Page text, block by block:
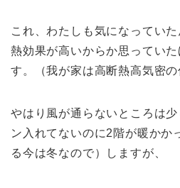
これ、わたしも気になってい
熱効果が高いからか思ってい
す。（我が家は高断熱高気密の
やはり風が通らないところは
ン入れてないのに2階が暖かか
る今は冬なので）しますが、